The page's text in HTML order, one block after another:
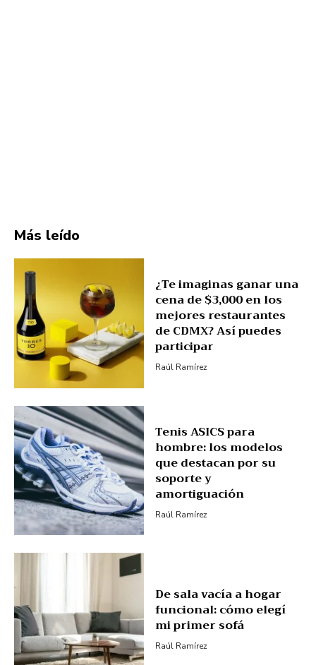
Más leído
¿Te imaginas ganar una
cena de $3,000 en los
mejores restaurantes
de CDMX? Así puedes
participar
Raúl Ramírez
Tenis ASICS para
hombre: los modelos
que destacan por su
soporte y
amortiguación
Raúl Ramírez
De sala vacía a hogar
funcional: cómo elegí
mi primer sofá
Raúl Ramírez